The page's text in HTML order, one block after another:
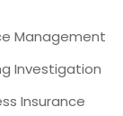
Management
Investigation
Insurance